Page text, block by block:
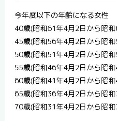
今年度以下の年齢になる女性
40歳(昭和61年4月2日から昭
45歳(昭和56年4月2日から昭
50歳(昭和51年4月2日から昭
55歳(昭和46年4月2日から昭
60歳(昭和41年4月2日から昭
65歳(昭和36年4月2日から昭
70歳(昭和31年4月2日から昭